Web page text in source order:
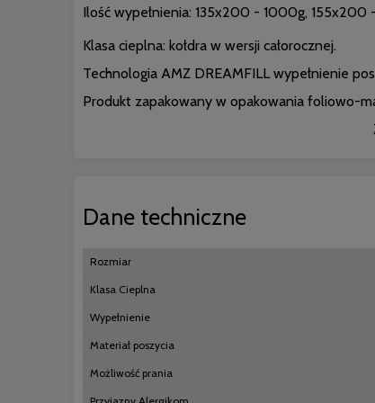
Ilość wypełnienia: 135x200 - 1000g,
Klasa cieplna: kołdra w wersji całorocznej.
Technologia AMZ DREAMFILL wypełnienie
Produkt zapakowany w opakowania foliowo-
Dane techniczne
Rozmiar
Klasa Cieplna
Wypełnienie
Materiał poszycia
Możliwość prania